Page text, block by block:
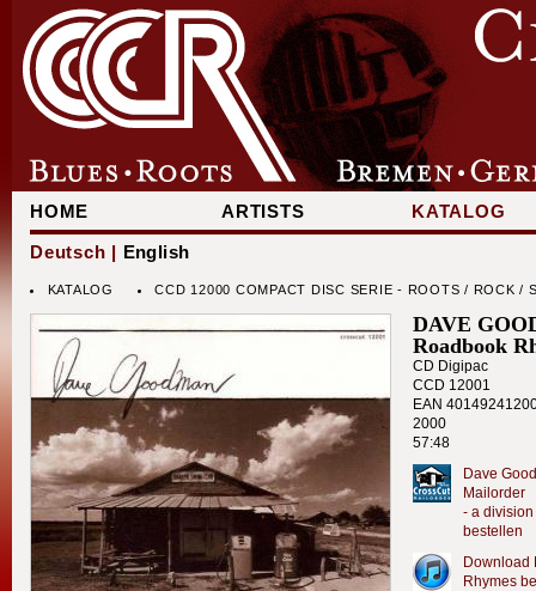
HOME ARTISTS
KATALOG
Deutsch | English
KATALOG CCD 12000 COMPACT DISC SERIE - ROOTS / ROCK /
DAVE
Roadbook
CD Digipac
CCD 12001
EAN
2000
57:48
Dave
Mailorder
- a
bestellen
Download
Rhymes